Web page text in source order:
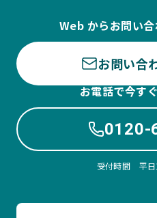
Web からお問い
お問い合
お電話で今す
0120-
受付時間 平